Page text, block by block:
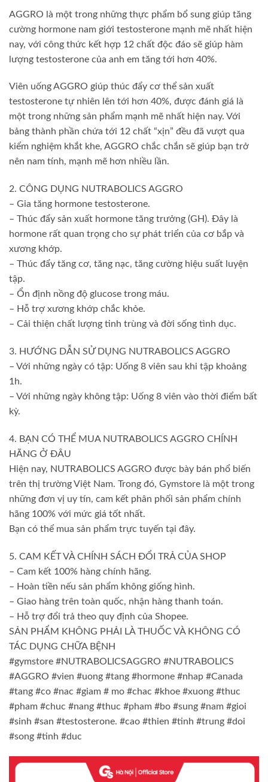
AGGRO là một trong những thực phẩm bổ sung giúp tăng
cường hormone nam giới testosterone mạnh mẽ nhất hiện
nay, với công thức kết hợp 12 chất độc đáo sẽ giúp hàm
lượng testosterone của anh em tăng tới hơn 40%.
Viên uống AGGRO giúp thúc đẩy cơ thể sản xuất
testosterone tự nhiên lên tới hơn 40%, được đánh giá là
một trong những sản phẩm mạnh mẽ nhất hiện nay. Với
bảng thành phần chứa tới 12 chất “xịn” đều đã vượt qua
kiểm nghiệm khắt khe, AGGRO chắc chắn sẽ giúp bạn trở
nên nam tính, mạnh mẽ hơn nhiều lần.
2. CÔNG DỤNG NUTRABOLICS AGGRO
– Gia tăng hormone testosterone.
– Thúc đẩy sản xuất hormone tăng trưởng (GH). Đây là
hormone rất quan trọng cho sự phát triển của cơ bắp và
xương khớp.
– Thúc đẩy tăng cơ, tăng nạc, tăng cường hiệu suất luyện
tập.
– Ổn định nồng độ glucose trong máu.
– Hỗ trợ xương khớp chắc khỏe.
– Cải thiện chất lượng tinh trùng và đời sống tình dục.
3. HƯỚNG DẪN SỬ DỤNG NUTRABOLICS AGGRO
– Với những ngày có tập: Uống 8 viên sau khi tập khoảng
1h.
– Với những ngày không tập: Uống 8 viên vào thời điểm bất
kỳ.
4. BẠN CÓ THỂ MUA NUTRABOLICS AGGRO CHÍNH
HÃNG Ở ĐÂU
Hiện nay, NUTRABOLICS AGGRO được bày bán phổ biến
trên thị trường Việt Nam. Trong đó, Gymstore là một trong
những đơn vị uy tín, cam kết phân phối sản phẩm chính
hãng 100% với mức giá tốt nhất.
Bạn có thể mua sản phẩm trực tuyến tại đây.
5. CAM KẾT VÀ CHÍNH SÁCH ĐỔI TRẢ CỦA SHOP
– Cam kết 100% hàng chính hãng.
– Hoàn tiền nếu sản phẩm không giống hình.
– Giao hàng trên toàn quốc, nhận hàng thanh toán.
– Hỗ trợ đổi trả theo quy định của Shopee.
SẢN PHẨM KHÔNG PHẢI LÀ THUỐC VÀ KHÔNG CÓ
TÁC DỤNG CHỮA BỆNH
#gymstore #NUTRABOLICSAGGRO #NUTRABOLICS
#AGGRO #vien #uong #tang #hormone #nhap #Canada
#tang #co #nac #giam # mo #chac #khoe #xuong #thuc
#pham #chuc #nang #thuc #pham #bo #sung #nam #gioi
#sinh #san #testosterone. #cao #thien #tinh #trung #doi
#song #tinh #duc